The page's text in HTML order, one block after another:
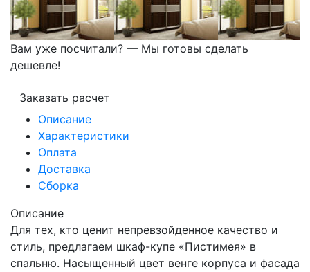
Вам уже посчитали? — Мы готовы сделать
дешевле!
Заказать расчет
Описание
Характеристики
Оплата
Доставка
Сборка
Описание
Для тех, кто ценит непревзойденное качество и
стиль, предлагаем шкаф-купе «Пистимея» в
спальню. Насыщенный цвет венге корпуса и фасада